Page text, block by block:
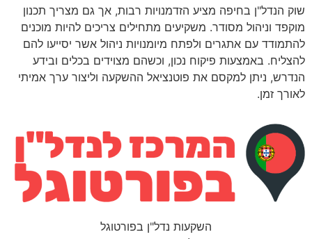
שוק הנדל"ן בחיפה מציע הזדמנויות רבות, אך גם מצריך תכנון
מוקפד וניהול מסודר. משקיעים מתחילים צריכים להיות מוכנים
להתמודד עם אתגרים ולפתח מיומנויות ניהול אשר יסייעו להם
להצליח. באמצעות פיקוח נכון, וכשהם מצוידים בכלים ובידע
הנדרש, ניתן למקסם את פוטנציאל ההשקעה וליצור ערך אמיתי
לאורך זמן.
השקעות נדל"ן בפורטוגל